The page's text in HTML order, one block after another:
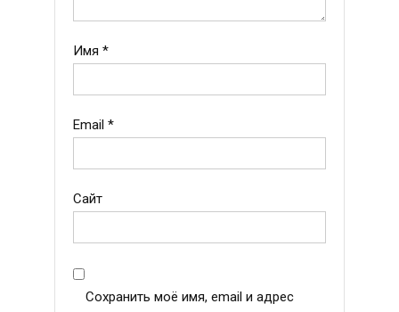
Имя *
Email *
Сайт
Сохранить моё имя, email и адрес